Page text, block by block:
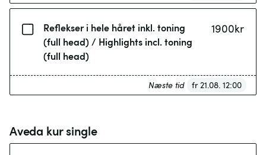
Reflekser i hele håret inkl. toning
(full head) / Highlights incl. toning
(full head)
1900kr
Næste tid fr 21.08. 12:00
Aveda kur single